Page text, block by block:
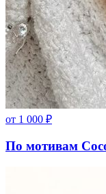
от 1 000 ₽
По мотивам